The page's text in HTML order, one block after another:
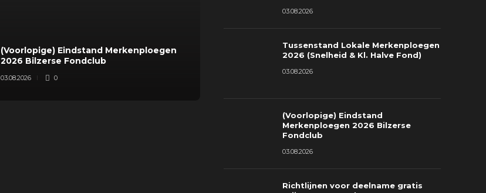
(Voorlopige) Eindstand Merkenploegen
2026 Bilzerse Fondclub
03.08.2026 0
Tussenstand Lokale Merkenploegen
2026 (Snelheid & Kl. Halve Fond)
03.08.2026
Tussenstand Lokale Merkenploegen
2026 (Snelheid & Kl. Halve Fond)
03.08.2026
(Voorlopige) Eindstand
Merkenploegen 2026 Bilzerse
Fondclub
03.08.2026
Richtlijnen voor deelname gratis